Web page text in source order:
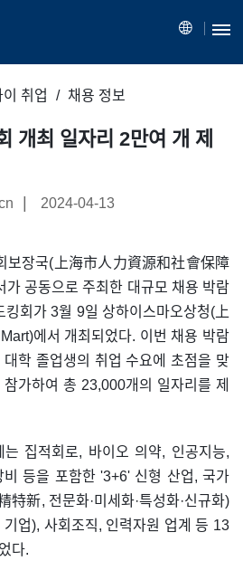
이 취업 채용 정보
개최 일자리 2만여 개 제
| 2024-04-13
보장국(上海市人力資源和社會保障
가 공동으로 주최한 대규모 채용 박람
킹회가 3월 9일 상하이스마오상청(上
에서 개최되었다. 이번 채용 박람
학 졸업생의 취업 수요에 초점을 맞
가하여 총 23,000개의 일자리를 제
집적회로, 바이오 의약, 인공지능,
비 등을 포함한 '3+6' 신형 산업, 국가
新, 전문화·미세화·특성화·신규화)
업), 사회조직, 인력자원 업계 등 13
다.